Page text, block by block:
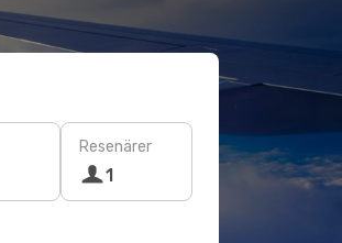
Resenärer
1